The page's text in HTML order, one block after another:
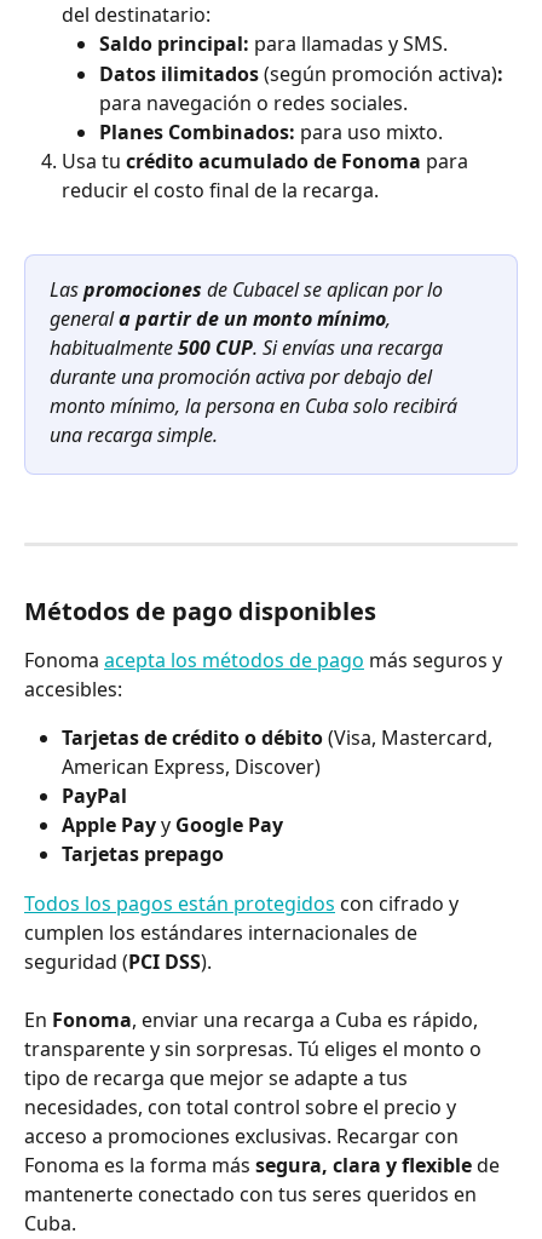
del destinatario:
Saldo principal: para llamadas y SMS.
Datos ilimitados (según promoción activa):
para navegación o redes sociales.
Planes Combinados: para uso mixto.
Usa tu crédito acumulado de Fonoma para
reducir el costo final de la recarga.
Las promociones de Cubacel se aplican por lo
general a partir de un monto mínimo,
habitualmente 500 CUP. Si envías una recarga
durante una promoción activa por debajo del
monto mínimo, la persona en Cuba solo recibirá
una recarga simple.
Métodos de pago disponibles
Fonoma acepta los métodos de pago más seguros y
accesibles:
Tarjetas de crédito o débito (Visa, Mastercard,
American Express, Discover)
PayPal
Apple Pay y Google Pay
Tarjetas prepago
Todos los pagos están protegidos con cifrado y
cumplen los estándares internacionales de
seguridad (PCI DSS).
En Fonoma, enviar una recarga a Cuba es rápido,
transparente y sin sorpresas. Tú eliges el monto o
tipo de recarga que mejor se adapte a tus
necesidades, con total control sobre el precio y
acceso a promociones exclusivas. Recargar con
Fonoma es la forma más segura, clara y flexible de
mantenerte conectado con tus seres queridos en
Cuba.